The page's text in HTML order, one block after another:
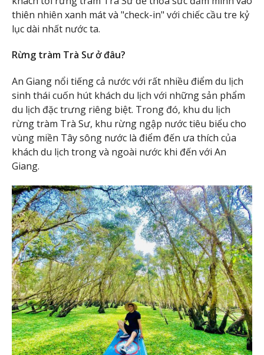
thiên nhiên xanh mát và "check-in" với chiếc cầu tre kỷ
lục dài nhất nước ta.
Rừng tràm Trà Sư ở đâu?
An Giang nổi tiếng cả nước với rất nhiều điểm du lịch
sinh thái cuốn hút khách du lịch với những sản phẩm
du lịch đặc trưng riêng biệt. Trong đó, khu du lịch
rừng tràm Trà Sư, khu rừng ngập nước tiêu biểu cho
vùng miền Tây sông nước là điểm đến ưa thích của
khách du lịch trong và ngoài nước khi đến với An
Giang.